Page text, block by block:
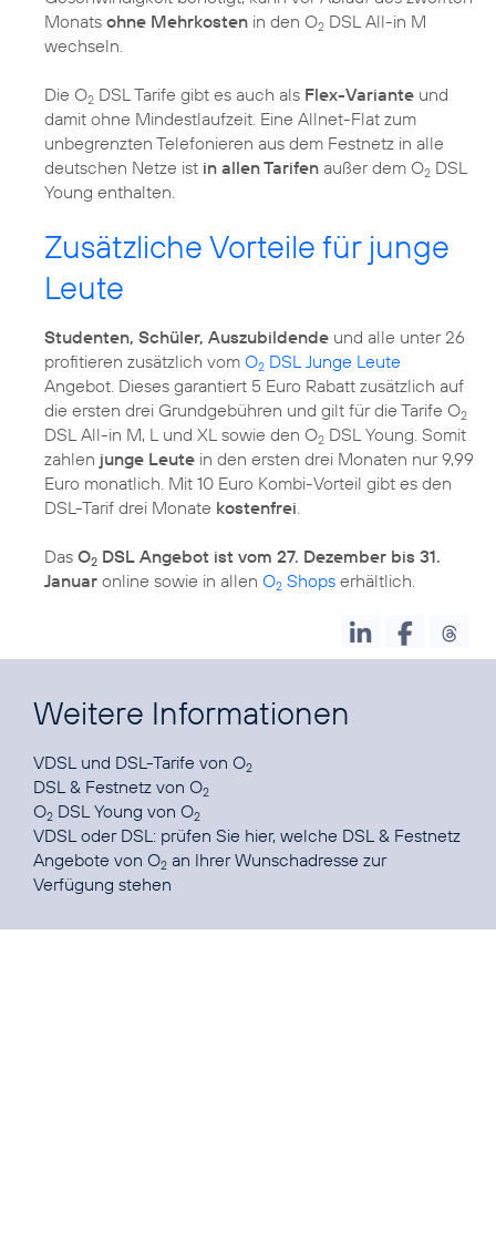
Monats ohne Mehrkosten in den O2 DSL All-in M
wechseln.
Die O2 DSL Tarife gibt es auch als Flex-Variante und
damit ohne Mindestlaufzeit. Eine Allnet-Flat zum
unbegrenzten Telefonieren aus dem Festnetz in alle
deutschen Netze ist in allen Tarifen außer dem O2 DSL
Young enthalten.
Zusätzliche Vorteile für junge
Leute
Studenten, Schüler, Auszubildende und alle unter 26
profitieren zusätzlich vom O2 DSL Junge Leute
Angebot. Dieses garantiert 5 Euro Rabatt zusätzlich auf
die ersten drei Grundgebühren und gilt für die Tarife O2
DSL All-in M, L und XL sowie den O2 DSL Young. Somit
zahlen junge Leute in den ersten drei Monaten nur 9,99
Euro monatlich. Mit 10 Euro Kombi-Vorteil gibt es den
DSL-Tarif drei Monate kostenfrei.
Das O2 DSL Angebot ist vom 27. Dezember bis 31.
Januar online sowie in allen O2 Shops erhältlich.
Weitere Informationen
VDSL und DSL-Tarife von O2
DSL & Festnetz von O2
O2 DSL Young von O2
VDSL oder DSL: prüfen Sie hier, welche DSL & Festnetz
Angebote von O2 an Ihrer Wunschadresse zur
Verfügung stehen